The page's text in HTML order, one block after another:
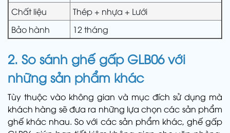
Chất liệu
Thép + nhựa + Lưới
Bảo hành
12 tháng
2. So sánh ghế gấp GLB06với
những sản phẩm khác
Tùy thuộc vào không gian và mục đích sử dụng mà
khách hàng sẽ đưa ra những lựa chọn các sản phẩm
ghế khác nhau. So với các sản phẩm khác, ghế gấp